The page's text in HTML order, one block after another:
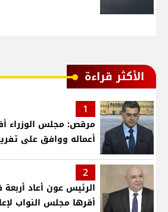
الأكثر قراءة
1
مرقص: مجلس الوزراء
أعماله ووافق على
2
الرئيس عون أعاد
أقرها مجلس النواب